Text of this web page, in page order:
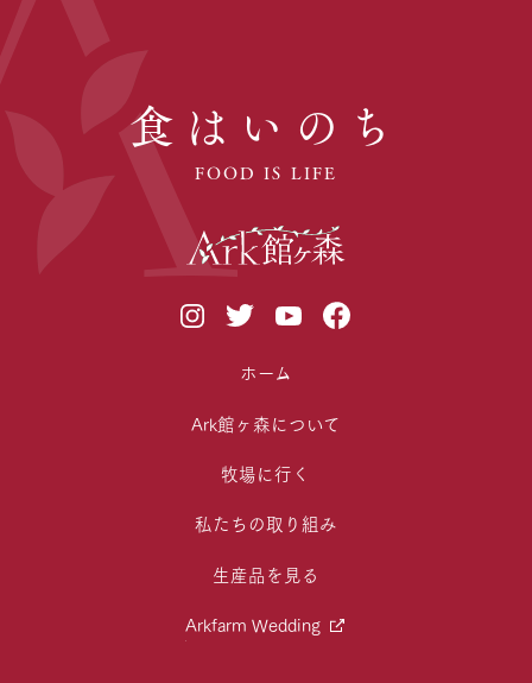
食はいのち
FOOD IS LIFE
ホーム
Ark館ヶ森について
牧場に行く
私たちの取り組み
生産品を見る
Arkfarm Wedding